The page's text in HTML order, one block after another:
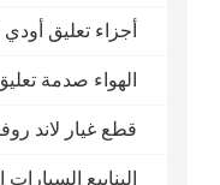
أجزاء تعليق أودي
الهواء صدمة
قطع غيار لاند
الينابيع